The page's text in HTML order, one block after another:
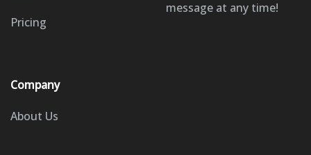
Pricing
Company
About Us
message at any time!